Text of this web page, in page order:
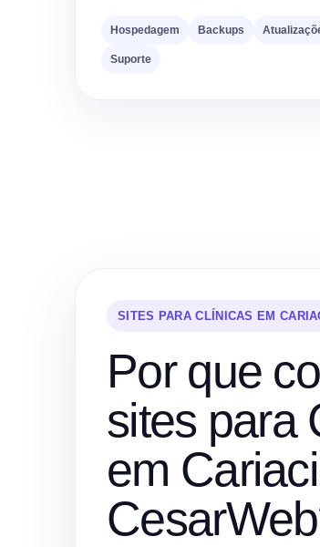
Hospedagem Backups
Suporte
SITES PARA CLÍNICAS EM
Por que
sites para
em